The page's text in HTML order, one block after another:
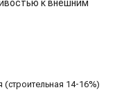
к внешним
(строительная 14-16%)